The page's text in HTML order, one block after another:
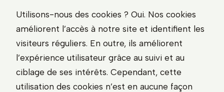
Utilisons-nous des cookies ? Oui. Nos cookies
améliorent l’accès à notre site et identifient les
visiteurs réguliers. En outre, ils améliorent
l’expérience utilisateur grâce au suivi et au
ciblage de ses intérêts. Cependant, cette
utilisation des cookies n’est en aucune façon